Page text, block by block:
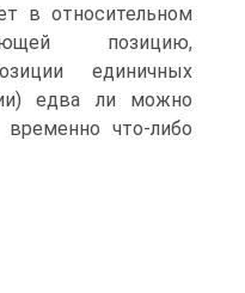
в от­носительном
позицию,
единичных
едва ли можно
что-либо